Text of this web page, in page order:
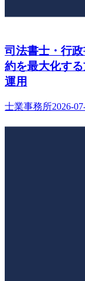
司法書士・行
約を最大化す
運用
士業事務所2026-